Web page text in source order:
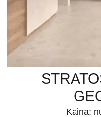
Kaina: